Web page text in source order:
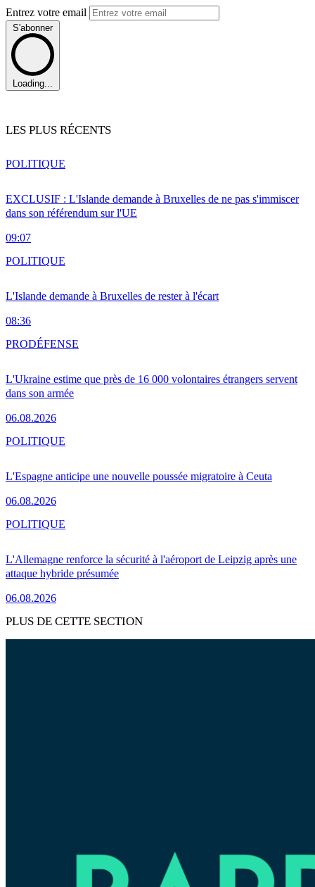
Entrez votre email
S'abonner
Loading...
LES PLUS RÉCENTS
EXCLUSIF : L'Islande demande à Bruxelles de ne pas s'immiscer
dans son référendum sur l'UE
09:07
POLITIQUE
L'Islande demande à Bruxelles de rester à l'écart
08:36
POLITIQUE
L'Ukraine estime que près de 16 000 volontaires étrangers servent
dans son armée
06.08.2026
PRODÉFENSE
L'Espagne anticipe une nouvelle poussée migratoire à Ceuta
06.08.2026
POLITIQUE
L'Allemagne renforce la sécurité à l'aéroport de Leipzig après une
attaque hybride présumée
06.08.2026
POLITIQUE
PLUS DE CETTE SECTION